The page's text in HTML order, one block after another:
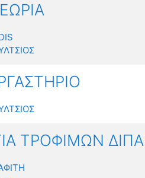
ΤΡΟΦΙΜΩΝ